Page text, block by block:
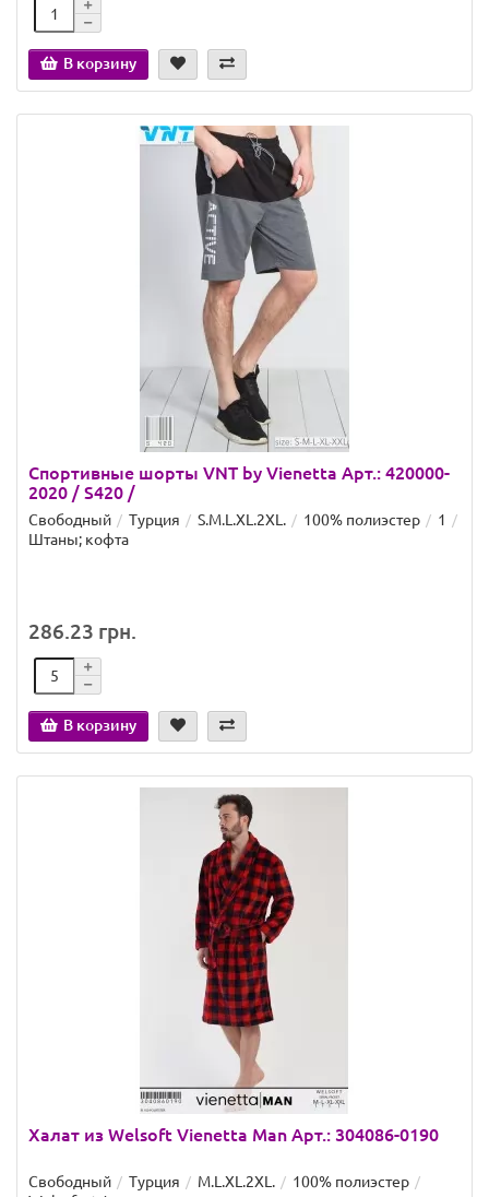
В корзину
Спортивные шорты VNT by Vienetta Арт.: 420000-
2020 / S420 /
Свободный Турция S.M.L.XL.2XL. 100% полиэстер
1
Штаны; кофта
286.23 грн.
В корзину
Халат из Welsoft Vienetta Man Арт.: 304086-0190
Свободный Турция M.L.XL.2XL.
100% полиэстер